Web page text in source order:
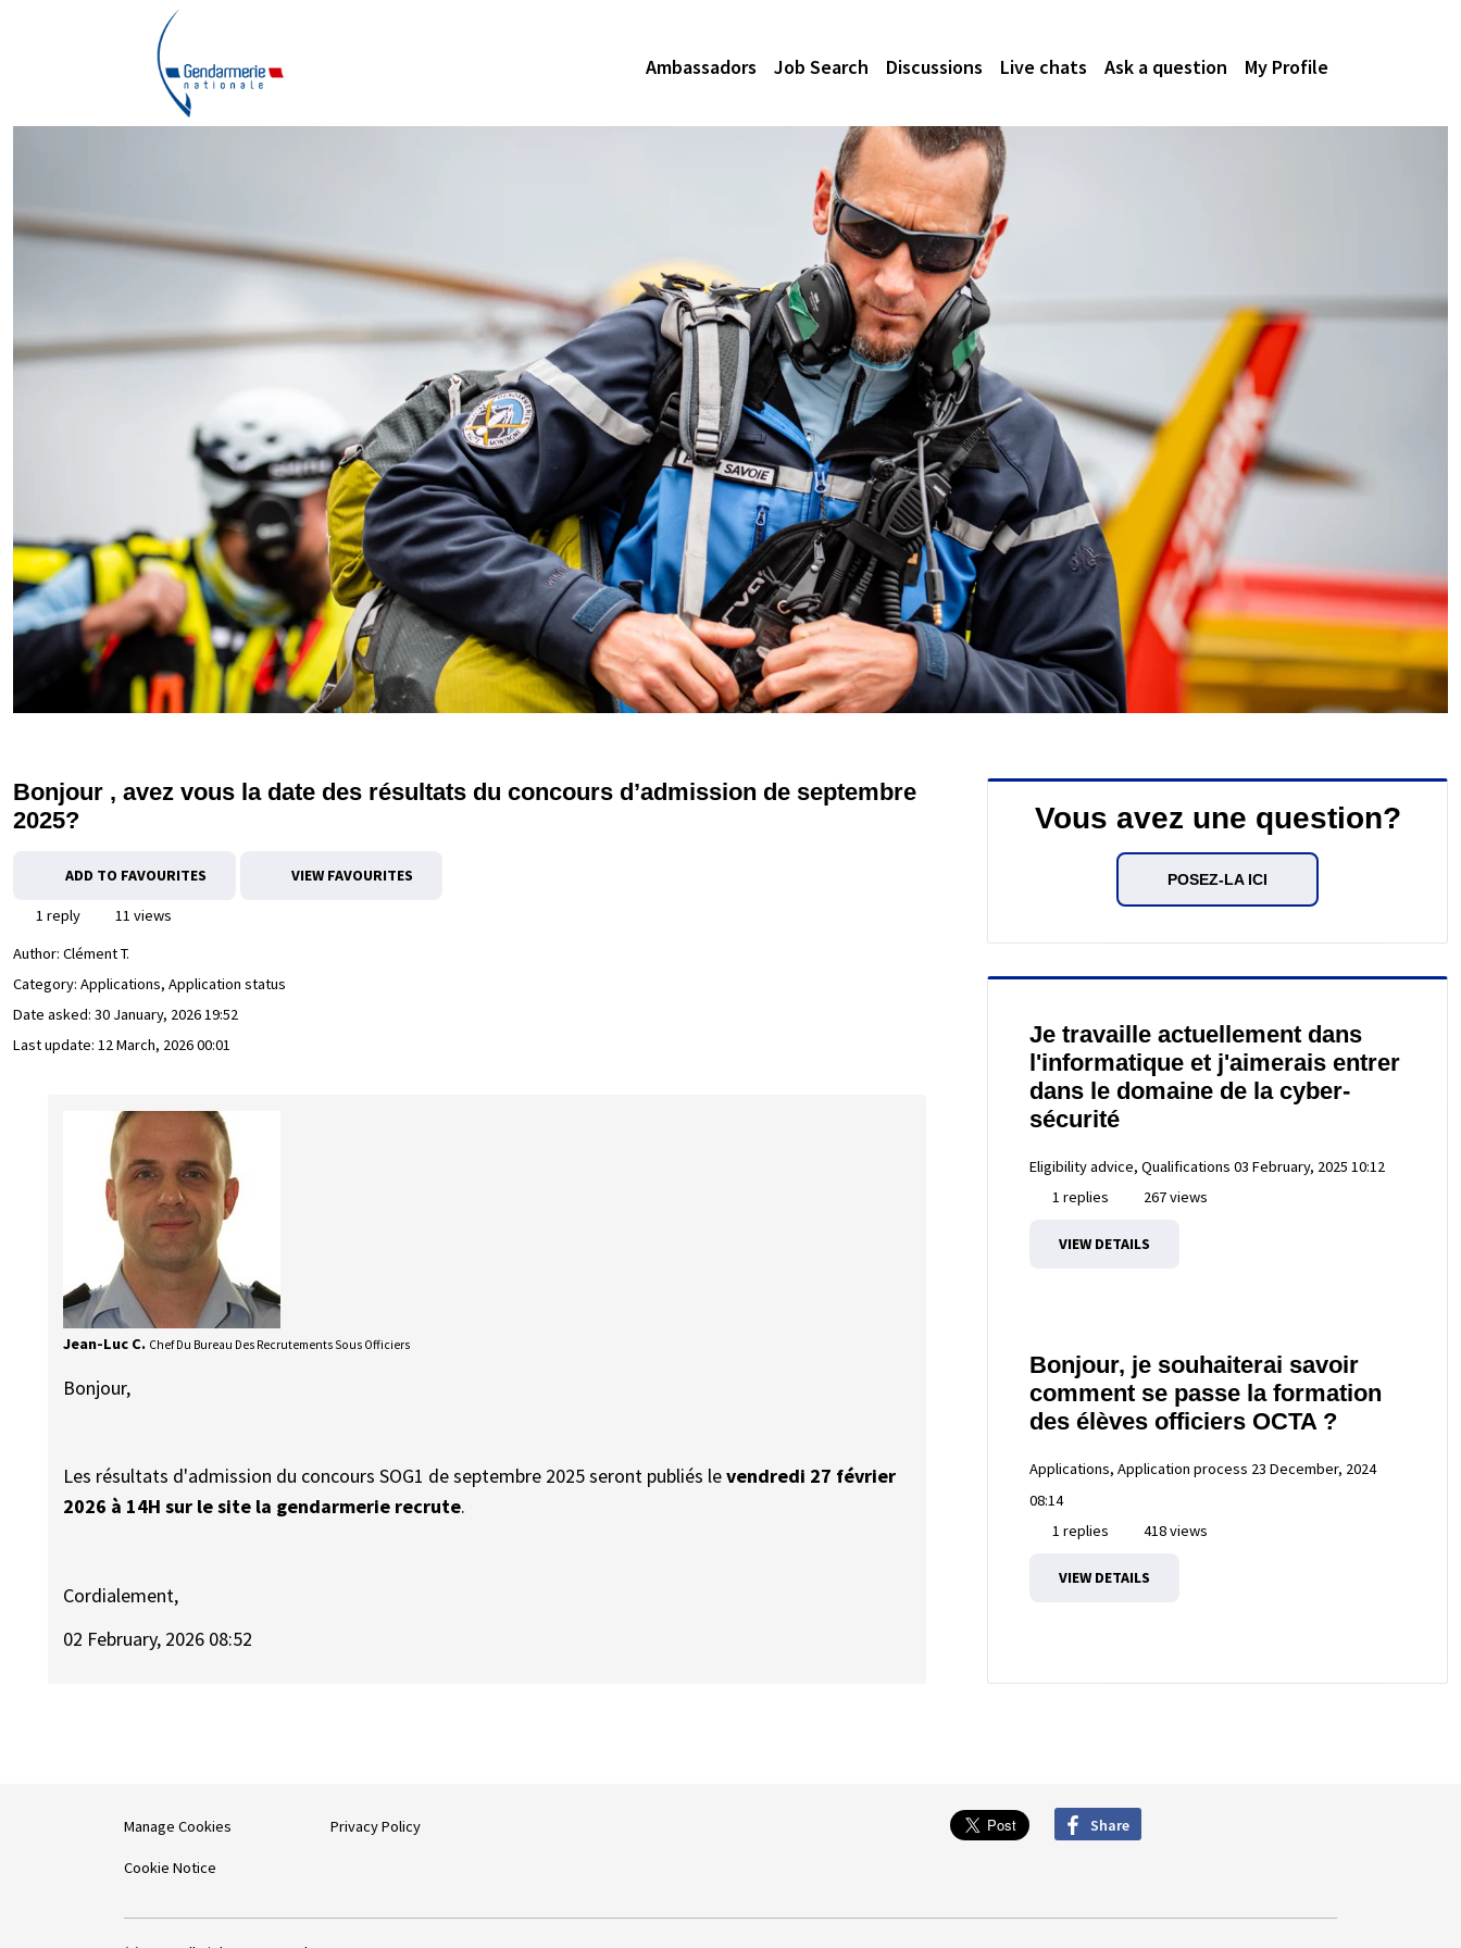
Ambassadors Job Search Discussions Live chats Ask a question My Profile
Bonjour , avez vous la date des résultats du concours d’admission de septembre
2025?
ADD TO FAVOURITES VIEW FAVOURITES
1 reply
11 views
Author: Clément T.
Category: Applications, Application status
Date asked: 30 January, 2026 19:52
Last update: 12 March, 2026 00:01
Jean-Luc C. Chef Du Bureau Des Recrutements Sous Officiers
Bonjour,
Les résultats d'admission du concours SOG1 de septembre 2025 seront publiés levendredi 27 février
2026 à 14H sur le site la gendarmerie recrute.
Cordialement,
02 February, 2026 08:52
Vous avez une question?
POSEZ-LA ICI
Je travaille actuellement dans
l'informatique et j'aimerais entrer
dans le domaine de la cyber-
sécurité
Eligibility advice, Qualifications 03 February, 2025 10:12
1 replies
267 views
VIEW DETAILS
Bonjour, je souhaiterai savoir
comment se passe la formation
des élèves officiers OCTA ?
Applications, Application process 23 December, 2024
08:14
1 replies
418 views
VIEW DETAILS
Manage Cookies
Cookie Notice
Privacy Policy Share